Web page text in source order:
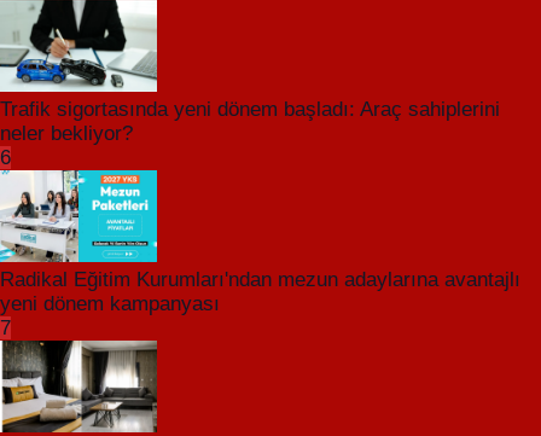
Trafik sigortasında yeni dönem başladı: Araç sahiplerini
neler bekliyor?
6
Radikal Eğitim Kurumları'ndan mezun adaylarına avantajlı
yeni dönem kampanyası
7